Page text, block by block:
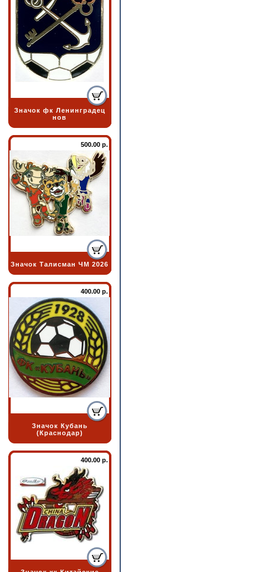
Значок фк Ленинградец
нов
500.00 р.
Значок Талисман ЧМ 2026
400.00 р.
Значок Кубань
(Краснодар)
400.00 р.